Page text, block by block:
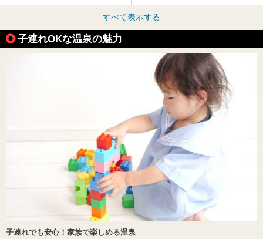
すべて表示する
子連れOKな温泉の魅力
子連れでも安心！家族で楽しめる温泉